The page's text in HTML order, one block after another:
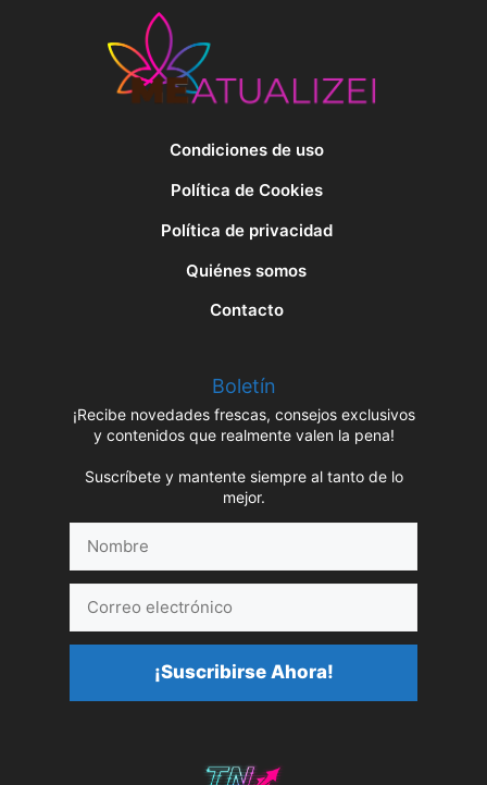
Condiciones de uso
Política de Cookies
Política de privacidad
Quiénes somos
Contacto
Boletín
¡Recibe novedades frescas, consejos exclusivos
y contenidos que realmente valen la pena!
Suscríbete y mantente siempre al tanto de lo
mejor.
electrónico
¡Suscribirse Ahora!